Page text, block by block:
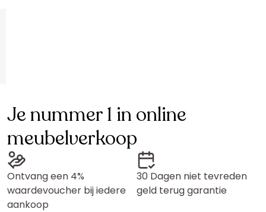
Je nummer 1 in online
meubelverkoop
Ontvang een 4%
waardevoucher bij iedere
aankoop
30 Dagen niet tevreden
geld terug garantie